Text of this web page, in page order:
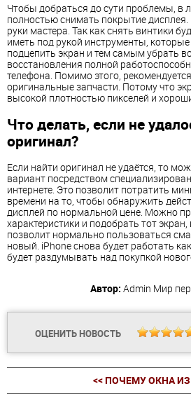
Чтобы добраться до сути проблемы, в
полностью снимать покрытие дисплея.
руки мастера. Так как снять винтики
иметь под рукой инструменты,
подцепить экран и тем самым убрать
восстановления полной
телефона. Помимо этого,
оригинальные запчасти. Потому что
высокой плотностью пикселей и
Что делать, если не
оригинал?
Если найти оригинал не удаётся, то
вариант посредством
интернете. Это позволит потратить
времени на то, чтобы обнаружить
дисплей по нормальной цене. Можно
характеристики и подобрать тот
позволит нормально пользоваться
новый. iPhone снова будет работать
будет раздумывать над покупкой
Автор: Admin Мир
ОЦЕНИТЬ НОВОСТЬ
<< ПОЧЕМУ ОКНА